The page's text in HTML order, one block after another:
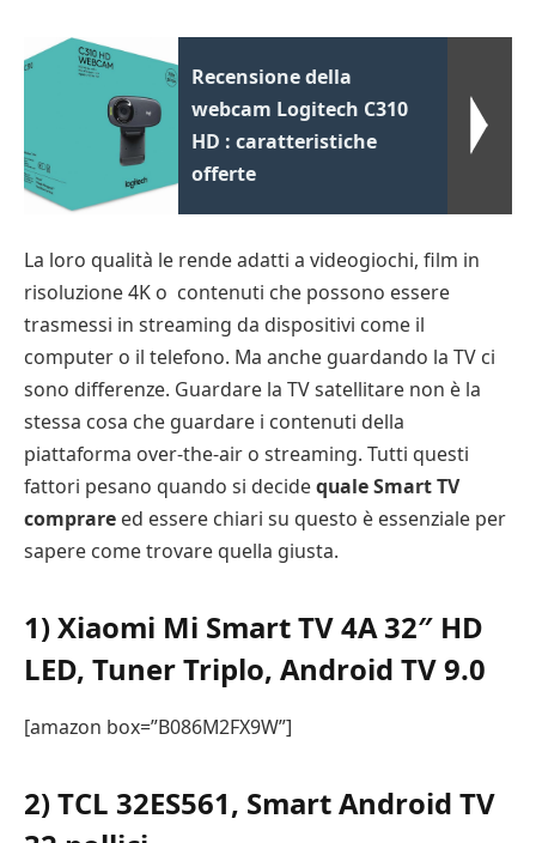
Recensione della
webcam Logitech C310
HD : caratteristiche
offerte
La loro qualità le rende adatti a videogiochi, film in
risoluzione 4K o contenuti che possono essere
trasmessi in streaming da dispositivi come il
computer o il telefono. Ma anche guardando la TV ci
sono differenze. Guardare la TV satellitare non è la
stessa cosa che guardare i contenuti della
piattaforma over-the-air o streaming. Tutti questi
fattori pesano quando si decidequale Smart TV
comprare ed essere chiari su questo è essenziale per
sapere come trovare quella giusta.
1)Xiaomi Mi Smart TV 4A 32″ HD
LED, Tuner Triplo, Android TV 9.0
[amazon box=”B086M2FX9W”]
2)TCL 32ES561, Smart Android TV